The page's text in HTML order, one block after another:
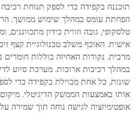
תוכננה בקפידה כדי לספק תנוחת רכיבה
הפחתת עומס במהלך שימוש ממושך.
טלסקופי, גובה וזווית כידון
אישית. האוכף משלב טכנולוגיית קצף
מרבית. נקודות האחיזה כוללות חומרים
במהלך רכיבות ארוכות. מערכת סיוע
שונות, כל אחת מכוילת בקפידה כדי
אופטימיזציה לגישה נוחה תוך שמירה